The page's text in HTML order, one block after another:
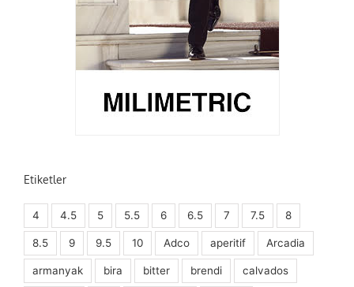
Etiketler
4 4.5 5 5.5 6 6.5 7 7.5 8
8.5 9 9.5 10 Adco aperitif Arcadia
armanyak bira bitter brendi calvados